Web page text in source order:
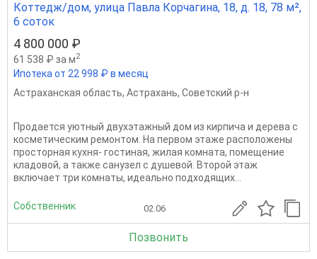
Коттедж/дом, улица Павла Корчагина, 18, д. 18, 78 м²,
6 соток
4 800 000 ₽
61 538 ₽ за м2
Ипотека от 22 998 ₽ в месяц
Астраханская область, Астрахань, Советский р-н
Продается уютный двухэтажный дом из кирпича и дерева с
косметическим ремонтом. На первом этаже расположены
просторная кухня- гостиная, жилая комната, помещение
кладовой, а также санузел с душевой. Второй этаж
включает три комнаты, идеально подходящих...
Собственник 02.06
Позвонить